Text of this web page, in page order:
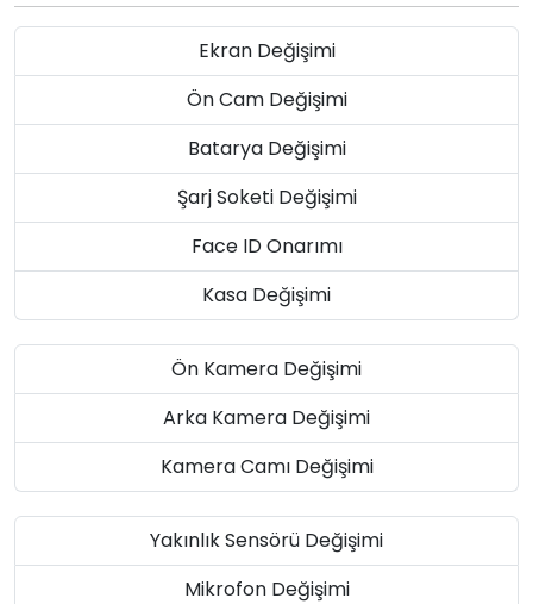
Ekran Değişimi
Ön Cam Değişimi
Batarya Değişimi
Şarj Soketi Değişimi
Face ID Onarımı
Kasa Değişimi
Ön Kamera Değişimi
Arka Kamera Değişimi
Kamera Camı Değişimi
Yakınlık Sensörü Değişimi
Mikrofon Değişimi